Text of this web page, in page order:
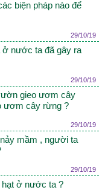
biện pháp nào để
29/10/19
ở nước ta đã gây ra
29/10/19
gieo ươm cây
ươm cây rừng ?
29/10/19
mầm , người ta
29/10/19
hạt ở nước ta ?